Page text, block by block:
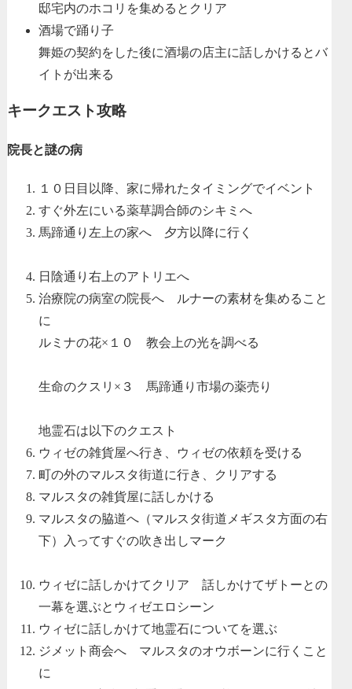
邸宅内のホコリを集めるとクリア
酒場で踊り子
舞姫の契約をした後に酒場の店主に話しかけるとバ
イトが出来る
キークエスト攻略
院長と謎の病
１０日目以降、家に帰れたタイミングでイベント
すぐ外左にいる薬草調合師のシキミへ
馬蹄通り左上の家へ 夕方以降に行く
日陰通り右上のアトリエへ
治療院の病室の院長へ ルナーの素材を集めること
に
ルミナの花×１０ 教会上の光を調べる
生命のクスリ×３ 馬蹄通り市場の薬売り
地霊石は以下のクエスト
ウィゼの雑貨屋へ行き、ウィゼの依頼を受ける
町の外のマルスタ街道に行き、クリアする
マルスタの雑貨屋に話しかける
マルスタの脇道へ（マルスタ街道メギスタ方面の右
下）入ってすぐの吹き出しマーク
ウィゼに話しかけてクリア 話しかけてザトーとの
一幕を選ぶとウィゼエロシーン
ウィゼに話しかけて地霊石についてを選ぶ
ジメット商会へ マルスタのオウボーンに行くこと
に